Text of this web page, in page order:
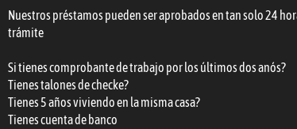
Nuestros préstamos pueden ser aprobados en tan solo 24
trámite
Si tienes comprobante de trabajo por los últimos dos anós?
Tienes talones de checke?
Tienes 5 años viviendo en la misma casa?
Tienes cuenta de banco